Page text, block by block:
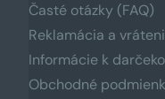
Časté otázky (FAQ)
Reklamácia a
Informácie k
Obchodné